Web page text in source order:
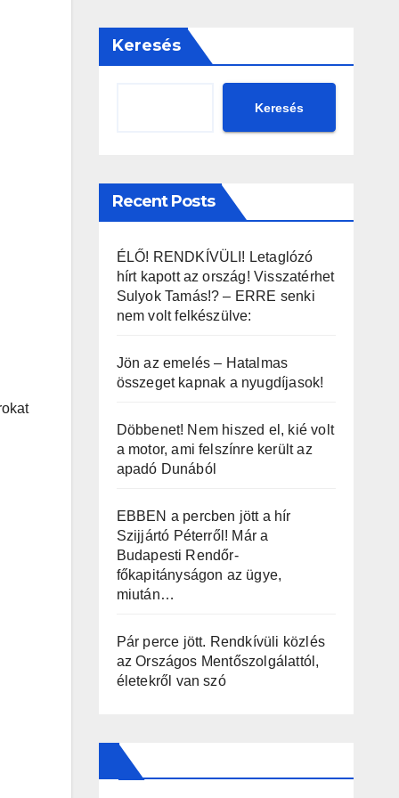
Keresés
Keresés
Recent Posts
ÉLŐ! RENDKÍVÜLI! Letaglózó
hírt kapott az ország! Visszatérhet
Sulyok Tamás!? – ERRE senki
nem volt felkészülve:
Jön az emelés – Hatalmas
összeget kapnak a nyugdíjasok!
Döbbenet! Nem hiszed el, kié volt
a motor, ami felszínre került az
apadó Dunából
EBBEN a percben jött a hír
Szijjártó Péterről! Már a
Budapesti Rendőr-
főkapitányságon az ügye,
miután…
Pár perce jött. Rendkívüli közlés
az Országos Mentőszolgálattól,
életekről van szó